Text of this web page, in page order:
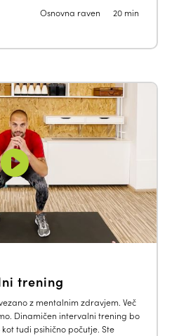
Osnovna raven 20 min
trening
z mentalnim zdravjem. Več
Dinamičen intervalni trening bo
tudi psihično počutje. Ste